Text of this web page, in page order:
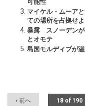
可能性
マイケル・ムーア
ての場所を占拠せよ
暴露 スノーデンが
とオモテ
島国モルディブが
‹ 前へ 18 of 190